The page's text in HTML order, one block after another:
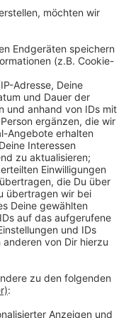
Wasserretter der
einen Hund vorm
seit 20 Minuten
nicht
ein Passant ins
Zwei
spannten
in den Einsatz mit
schließlich nach
an Land zu